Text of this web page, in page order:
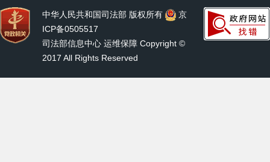
中华人民共和国司法部 版权所有
京
ICP备0505517
司法部信息中心 运维保障 Copyright ©
2017 All Rights Reserved